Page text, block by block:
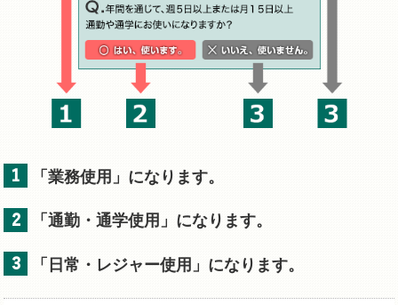
1 「業務使用」になります。
2 「通勤・通学使用」になります。
3 「日常・レジャー使用」になります。